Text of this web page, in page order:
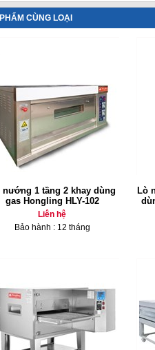
CÙNG LOẠI
nướng 1 tầng 2 khay dùng
gas Hongling HLY-102
Liên hệ
Bảo hành : 12 tháng
Lò